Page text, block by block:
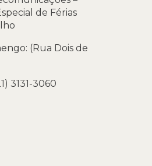
de Férias
(Rua Dois de
3131-3060